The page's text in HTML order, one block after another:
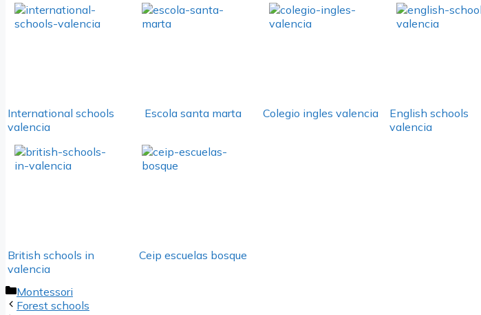
International schools
valencia
Escola santa marta Colegio ingles valencia
English schools
valencia
British schools in
valencia
Ceip escuelas bosque
Categorías
Montessori
Forest schools